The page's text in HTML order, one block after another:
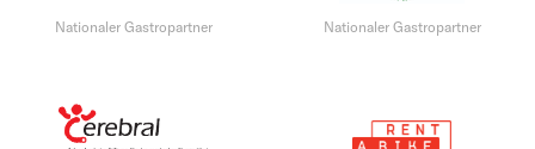
Nationaler Gastropartner Nationaler Gastropartner